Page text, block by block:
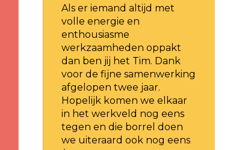
Als er iemand altijd met
volle energie en
enthousiasme
werkzaamheden oppakt
dan ben jij het Tim. Dank
voor de fijne samenwerking
afgelopen twee jaar.
Hopelijk komen we elkaar
in het werkveld nog eens
tegen en die borrel doen
we uiteraard ook nog eens